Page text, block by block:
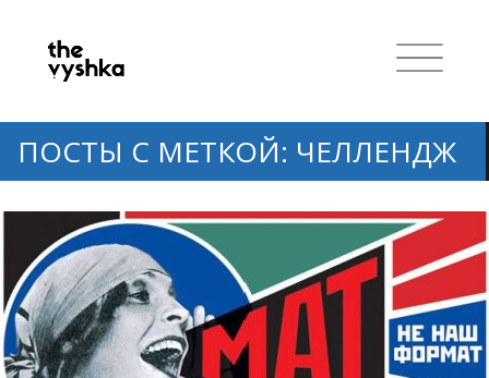
ПОСТЫ С МЕТКОЙ: ЧЕЛЛЕНДЖ